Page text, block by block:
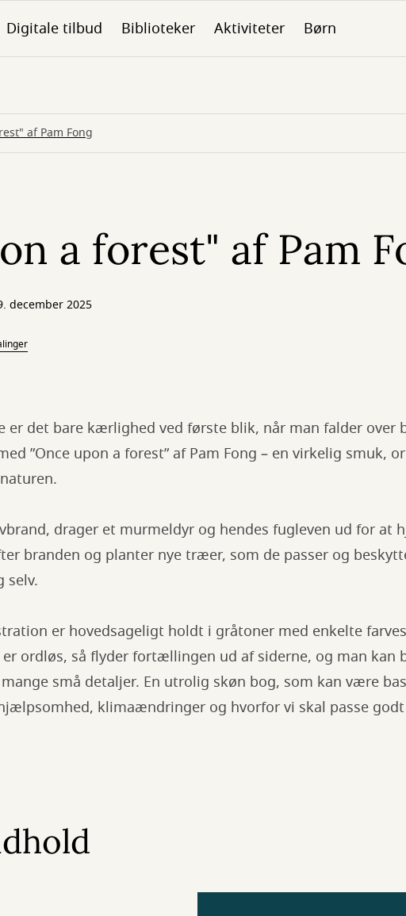
Digitale tilbud Biblioteker Aktiviteter Børn
af Pam Fong
a forest" af Pam
december 2025
er det bare kærlighed ved første blik, når man falder over
”Once upon a forest” af Pam Fong – en virkelig smuk,
drager et murmeldyr og hendes fugleven ud for at
branden og planter nye træer, som de passer og
selv.
er hovedsageligt holdt i gråtoner med enkelte
ordløs, så flyder fortællingen ud af siderne, og man kan
små detaljer. En utrolig skøn bog, som kan være
klimaændringer og hvorfor vi skal passe